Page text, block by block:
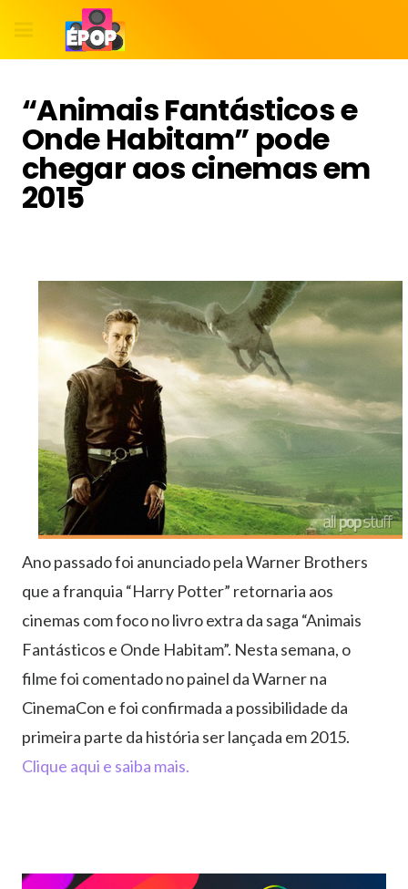
“Animais Fantásticos e
Onde Habitam” pode
chegar aos cinemas em
2015
Ano passado foi anunciado pela Warner Brothers
que a franquia “Harry Potter” retornaria aos
cinemas com foco no livro extra da saga “Animais
Fantásticos e Onde Habitam”. Nesta semana, o
filme foi comentado no painel da Warner na
CinemaCon e foi confirmada a possibilidade da
primeira parte da história ser lançada em 2015.
Clique aqui e saiba mais.